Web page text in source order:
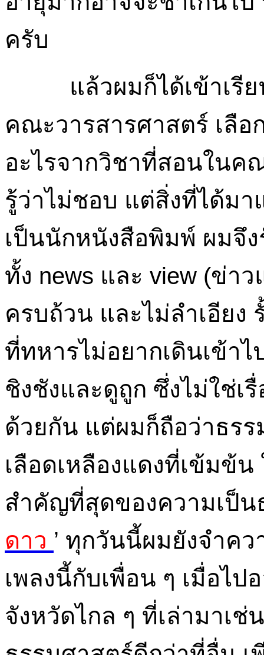
ครับ
แล้วผมก็ได้เข้าเรี
คณะวารสารศาสตร์ เลื
อะไรจากวิชาที่สอนในค
รู้ว่าไม่ชอบ แต่สิ่งที่ได้ม
เป็นนักหนังสือพิมพ์ ผมจึ
ทั้ง news และ view (ข่า
ครบถ้วน และไม่ลำเอียง
ที่ทหารไม่อยากเดินเข้า
ชิงชังและดูถูก ซึ่งไม่ใช่เ
ด้วยกัน แต่ผมก็ถือว่าธร
เลือดเหลืองแดงที่เข้มข้
สำคัญที่สุดของความเป็น
ดาว ’ ทุกวันนี้ผมยังจำค
เพลงนี้กับเพื่อน ๆ เมื่อไ
จังหวัดไกล ๆ ที่เล่ามาเ